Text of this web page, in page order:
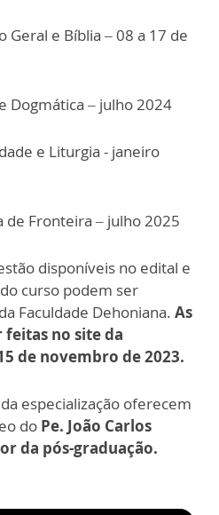
Geral e Bíblia – 08 a 17 de
Dogmática – julho 2024
e Liturgia - janeiro
de Fronteira – julho 2025
disponíveis no edital e
curso podem ser
Faculdade Dehoniana. As
feitas no site da
de novembro de 2023.
especialização oferecem
do Pe. João Carlos
da pós-graduação.